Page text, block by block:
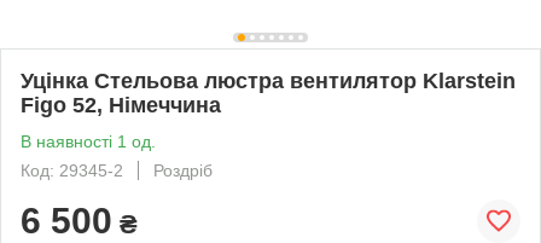
Уцінка Стельова люстра вентилятор Klarstein
Figo 52, Німеччина
В наявності 1 од.
Код: 29345-2
Роздріб
6 500 ₴